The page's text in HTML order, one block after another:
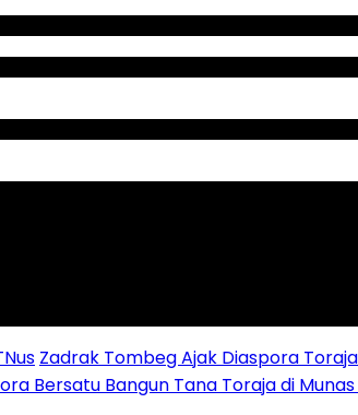
Zadrak Tombeg Ajak Diaspora
Bersatu Bangun Tana Toraja di